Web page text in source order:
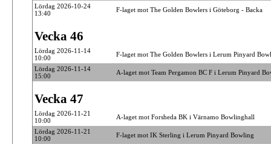
Lördag 2026-10-24
13:40
F-laget mot The Golden Bowlers i Göteborg - Backa
Vecka 46
Lördag 2026-11-14
10:00
F-laget mot The Golden Bowlers i Lerum Pinyard
Lördag 2026-11-14
15:00
A-laget mot Team Pergamon BC F i Lerum Pinyard
Vecka 47
Lördag 2026-11-21
10:00
A-laget mot Forsheda BK i Värnamo Bowlinghall
Lördag 2026-11-21
10:00
F-laget mot IK Sterling i Lerum Pinyard Bowling